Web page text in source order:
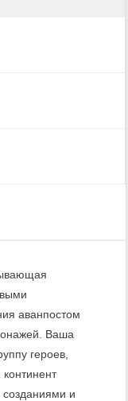
аванпостом
Ваша
героев,
и